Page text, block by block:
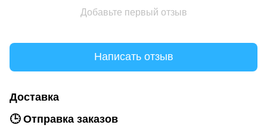
Добавьте первый отзыв
Написать отзыв
Доставка
🕒 Отправка заказов